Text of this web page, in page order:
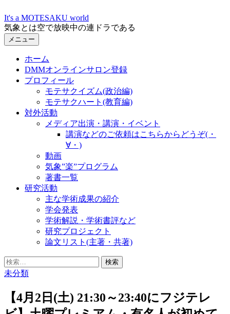
ン
テ
ン
It's a MOTESAKU world
気象とは空で放映中の連ドラである
メニュー
ホーム
DMMオンラインサロン登録
プロフィール
モテサクイズム(政治編)
モテサクハート(教育編)
対外活動
メディア出演・講演・イベント
講演などのご依頼はこちらからどうぞ(・
∀・)
動画
気象”楽”プログラム
著書一覧
研究活動
主な学術成果の紹介
学会発表
学術解説・学術書評など
研究プロジェクト
論文リスト(主著・共著)
検
索:
未分類
【4月2日(土) 21:30～23:40にフジテレ